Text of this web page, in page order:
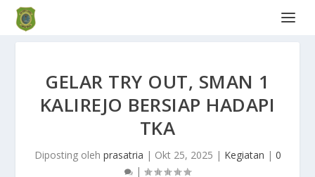
GELAR TRY OUT, SMAN 1
KALIREJO BERSIAP HADAPI
TKA
Diposting oleh prasatria | Okt 25, 2025 | Kegiatan | 0
|